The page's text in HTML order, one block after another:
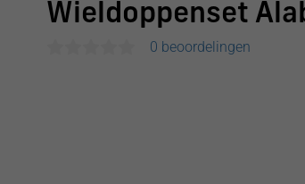
Wieldoppenset
0 beoordelingen